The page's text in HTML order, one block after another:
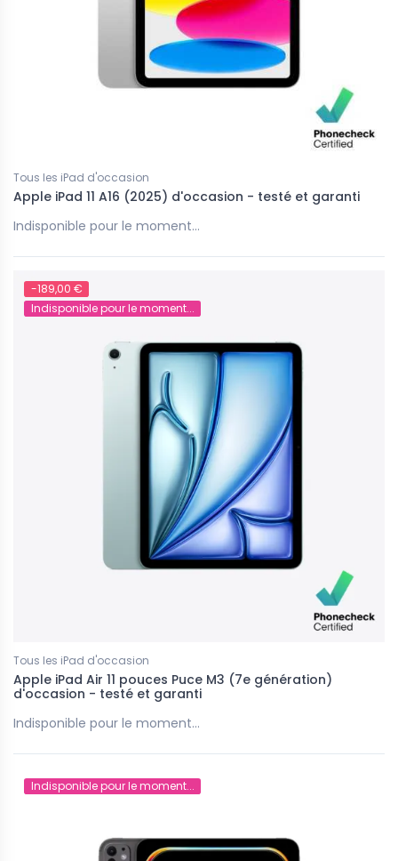
Tous les iPad d'occasion
Apple iPad 11 A16 (2025) d'occasion - testé et garanti
Indisponible pour le moment...
-189,00 €
Indisponible pour le moment...
Tous les iPad d'occasion
Apple iPad Air 11 pouces Puce M3 (7e génération)
d'occasion - testé et garanti
Indisponible pour le moment...
Indisponible pour le moment...